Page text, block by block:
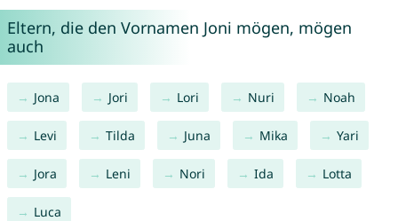
Eltern, die den Vornamen Joni mögen, mögen
auch
Jona Jori Lori Nuri Noah
Levi Tilda Juna Mika Yari
Jora Leni Nori Ida Lotta
Luca